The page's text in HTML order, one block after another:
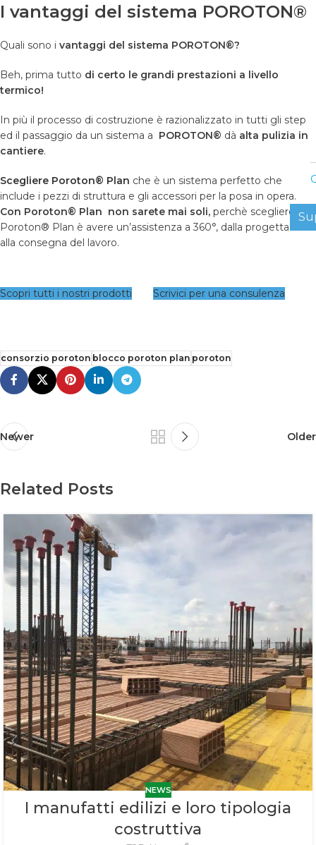
I vantaggi del sistema POROTON®
Quali sono i vantaggi del sistema POROTON®?
Beh, prima tutto di certo le grandi prestazioni a livello
termico!
In più il processo di costruzione è razionalizzato in tutti gli step
ed il passaggio da un sistema a POROTON® dà alta pulizia in
cantiere.
Scegliere Poroton® Plan che è un sistema perfetto che
include i pezzi di struttura e gli accessori per la posa in opera.
Con Poroton® Plan non sarete mai soli, perchè scegliere
Poroton® Plan è avere un’assistenza a 360°, dalla progettazione
alla consegna del lavoro.
Scopri tutti i nostri prodotti Scrivici per una consulenza
consorzio poroton blocco poroton plan poroton
Newer Older
Related Posts
NEWS
I manufatti edilizi e loro tipologia
costruttiva